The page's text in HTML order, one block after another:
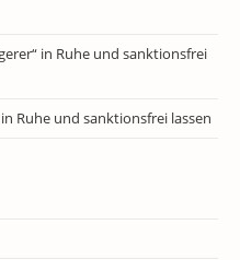
in Ruhe und sanktionsfrei
Ruhe und sanktionsfrei lassen